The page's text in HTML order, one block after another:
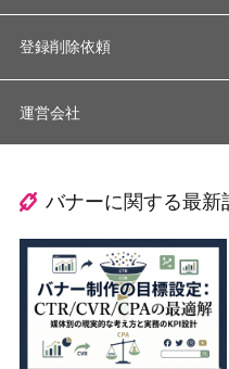
登録削除依頼
運営会社
バナーに関する最新